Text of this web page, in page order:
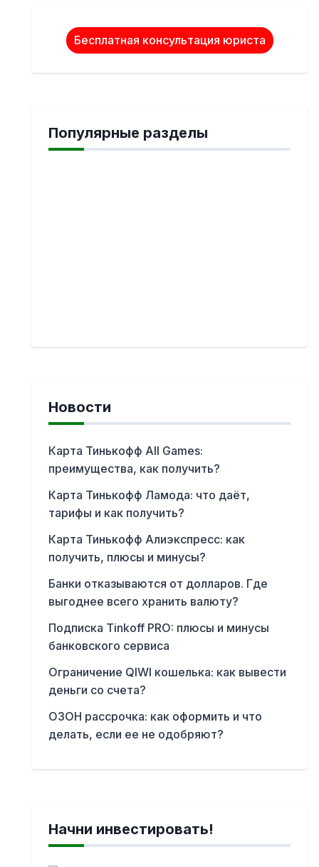
Бесплатная консультация юриста
Популярные разделы
Новости
Карта Тинькофф All Games:
преимущества, как получить?
Карта Тинькофф Ламода: что даёт,
тарифы и как получить?
Карта Тинькофф Алиэкспресс: как
получить, плюсы и минусы?
Банки отказываются от долларов. Где
выгоднее всего хранить валюту?
Подписка Tinkoff PRO: плюсы и минусы
банковского сервиса
Ограничение QIWI кошелька: как вывести
деньги со счета?
ОЗОН рассрочка: как оформить и что
делать, если ее не одобряют?
Начни инвестировать!